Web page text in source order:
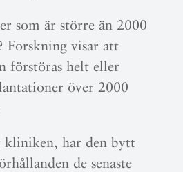
som är större än 2000
Forskning visar att
förstöras helt eller
över 2000
kliniken, har den bytt
de senaste